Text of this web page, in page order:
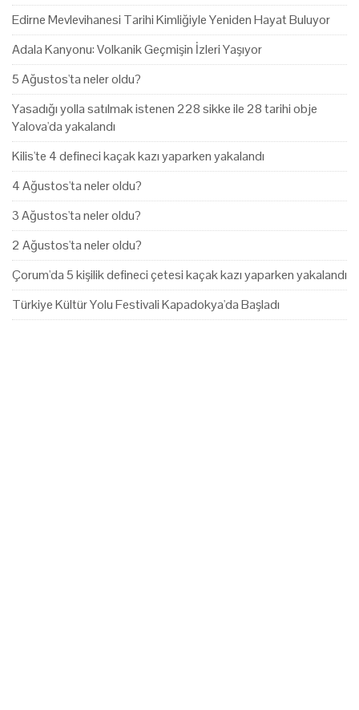
Edirne Mevlevihanesi Tarihi Kimliğiyle Yeniden Hayat Buluyor
Adala Kanyonu: Volkanik Geçmişin İzleri Yaşıyor
5 Ağustos'ta neler oldu?
Yasadığı yolla satılmak istenen 228 sikke ile 28 tarihi obje
Yalova'da yakalandı
Kilis'te 4 defineci kaçak kazı yaparken yakalandı
4 Ağustos'ta neler oldu?
3 Ağustos'ta neler oldu?
2 Ağustos'ta neler oldu?
Çorum'da 5 kişilik defineci çetesi kaçak kazı yaparken yakalandı
Türkiye Kültür Yolu Festivali Kapadokya'da Başladı